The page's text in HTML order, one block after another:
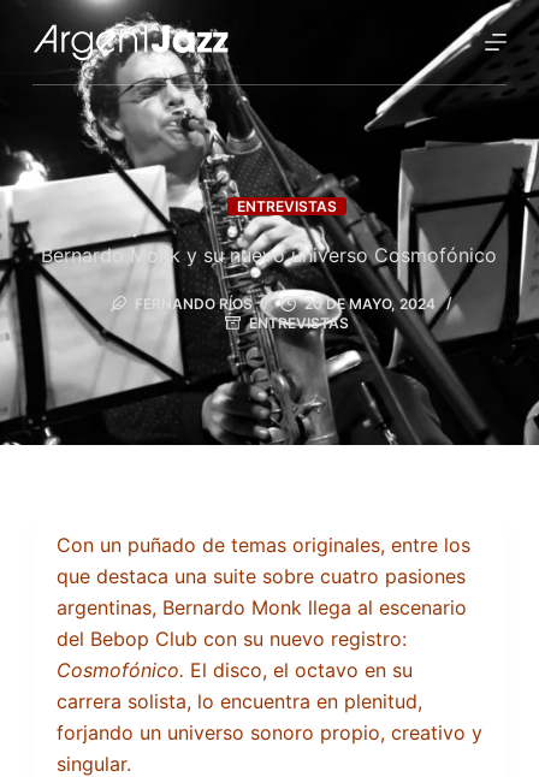
ENTREVISTAS
Bernardo Monk y su nuevo universo Cosmofónico
FERNANDO RÍOS
20 DE MAYO, 2024
ENTREVISTAS
Con un puñado de temas originales, entre los
que destaca una suite sobre cuatro pasiones
argentinas, Bernardo Monk llega al escenario
del Bebop Club con su nuevo registro:
Cosmofónico. El disco, el octavo en su
carrera solista, lo encuentra en plenitud,
forjando un universo sonoro propio, creativo y
singular.